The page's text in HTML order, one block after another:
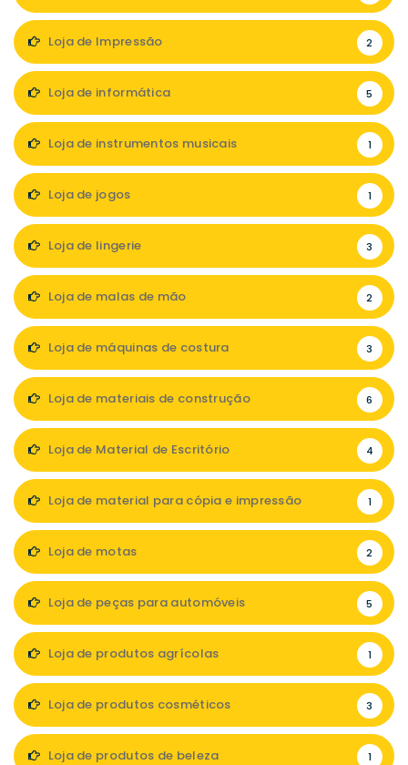
Loja de Impressão 2
Loja de informática 5
Loja de instrumentos musicais 1
Loja de jogos 1
Loja de lingerie 3
Loja de malas de mão 2
Loja de máquinas de costura 3
Loja de materiais de construção 6
Loja de Material de Escritório 4
Loja de material para cópia e impressão 1
Loja de motas 2
Loja de peças para automóveis 5
Loja de produtos agrícolas 1
Loja de produtos cosméticos 3
Loja de produtos de beleza 1